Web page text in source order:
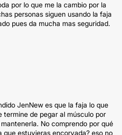
por lo que me la cambio por la
personas siguen usando la faja
pues da mucha mas seguridad.
JenNew es que la faja lo que
termine de pegar al músculo por
No comprendo por qué
que estuvieras encorvada? eso no